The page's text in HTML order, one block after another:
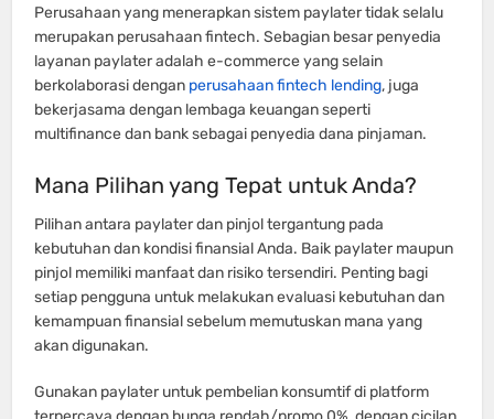
Perusahaan yang menerapkan sistem paylater tidak selalu
merupakan perusahaan fintech. Sebagian besar penyedia
layanan paylater adalah e-commerce yang selain
berkolaborasi dengan perusahaan fintech lending, juga
bekerjasama dengan lembaga keuangan seperti
multifinance dan bank sebagai penyedia dana pinjaman.
Mana Pilihan yang Tepat untuk Anda?
Pilihan antara paylater dan pinjol tergantung pada
kebutuhan dan kondisi finansial Anda. Baik paylater maupun
pinjol memiliki manfaat dan risiko tersendiri. Penting bagi
setiap pengguna untuk melakukan evaluasi kebutuhan dan
kemampuan finansial sebelum memutuskan mana yang
akan digunakan.
Gunakan paylater untuk pembelian konsumtif di platform